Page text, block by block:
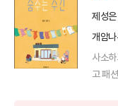
제성
개암나
사소
고 패